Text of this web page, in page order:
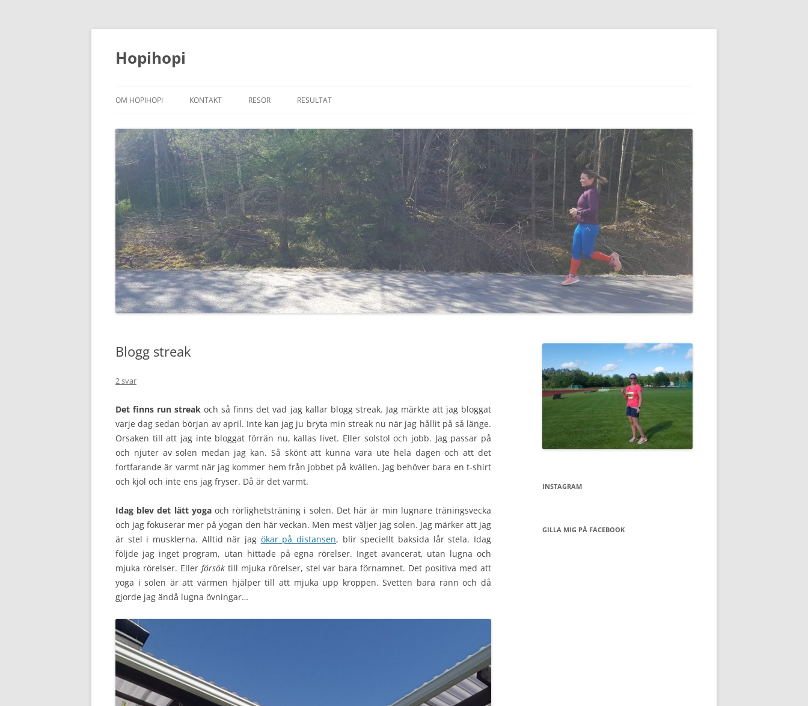
Hoppa
Hopihopi
OM HOPIHOPI KONTAKT RESOR RESULTAT
Blogg streak
2 svar
Det finns run streak och så finns det vad jag kallar blogg streak. Jag märkte att jag bloggat
varje dag sedan början av april. Inte kan jag ju bryta min streak nu när jag hållit på så länge.
Orsaken till att jag inte bloggat förrän nu, kallas livet. Eller solstol och jobb. Jag passar på
och njuter av solen medan jag kan. Så skönt att kunna vara ute hela dagen och att det
fortfarande är varmt när jag kommer hem från jobbet på kvällen. Jag behöver bara en t-shirt
och kjol och inte ens jag fryser. Då är det varmt.
Idag blev det lätt yogaoch rörlighetsträning i solen. Det här är min lugnare träningsvecka
och jag fokuserar mer på yogan den här veckan. Men mest väljer jag solen. Jag märker att jag
är stel i musklerna. Alltid när jag ökar på distansen, blir speciellt baksida lår stela. Idag
följde jag inget program, utan hittade på egna rörelser. Inget avancerat, utan lugna och
mjuka rörelser. Ellerförsöktill mjuka rörelser, stel var bara förnamnet. Det positiva med att
yoga i solen är att värmen hjälper till att mjuka upp kroppen. Svetten bara rann och då
gjorde jag ändå lugna övningar…
INSTAGRAM
GILLA MIG PÅ FACEBOOK